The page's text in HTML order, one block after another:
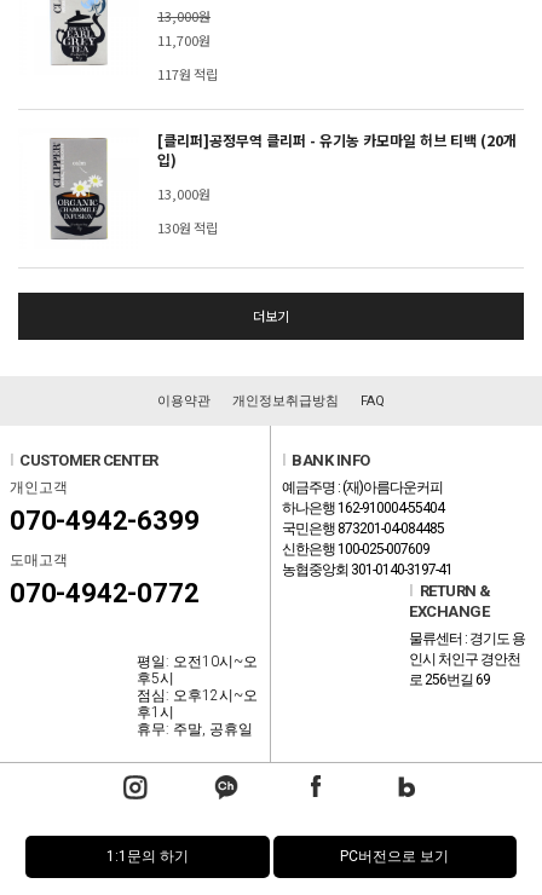
13,000원
11,700원
117원 적립
[클리퍼]공정무역 클리퍼 - 유기농 카모마일 허브 티백 (20개
입)
13,000원
130원 적립
더보기
이용약관 개인정보취급방침 FAQ
CUSTOMER CENTER
개인고객
070-4942-6399
도매고객
070-4942-0772
평일: 오전10시~오
후5시
점심: 오후12시~오
후1시
휴무: 주말, 공휴일
BANK INFO
예금주명 : (재)아름다운커피
하나은행 162-910004-55404
국민은행 873201-04-084485
신한은행 100-025-007609
농협중앙회 301-0140-3197-41
RETURN &
EXCHANGE
물류센터 : 경기도 용
인시 처인구 경안천
로 256번길 69
1:1문의 하기 PC버전으로 보기